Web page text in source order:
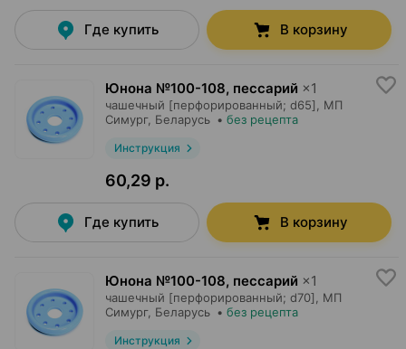
Где купить В корзину
Юнона №100-108, пессарий ×1
чашечный [перфорированный; d65],
МП
Симург, Беларусь • без рецепта
Инструкция
60,29 р.
Где купить В корзину
Юнона №100-108, пессарий ×1
чашечный [перфорированный; d70],
МП
Симург, Беларусь • без рецепта
Инструкция